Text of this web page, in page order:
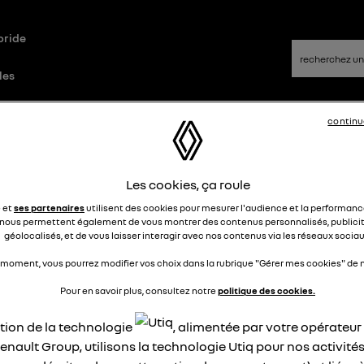
en stationnement
Happydid67
voiture est coincée entre 2 autres voitures en
que je peux la faire avancer sans être au volant
Les cookies, ça roule
etses partenairesutilisent des cookies pour mesurer l'audience et la
permettent également de vous montrer des contenus personnalisés,
géolocalisés, et de vous laisser interagir avec nos contenus via les réseaux
vous pourrez modifier vos choix dans la rubrique "Gérer mes cookies" de
Pour en savoir plus, consultez notrepolitique des cookies.
de la technologie
, alimentée par votre
Group, utilisons la technologie Utiq pour nos